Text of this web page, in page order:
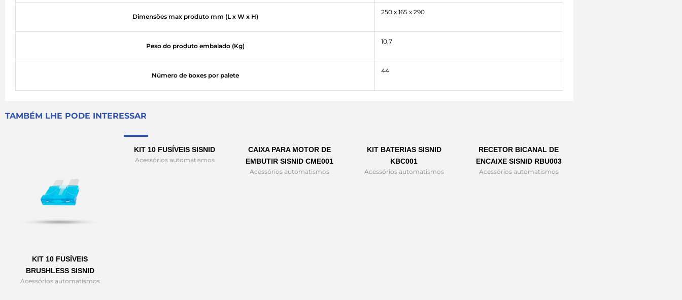
Dimensões max produto mm (L x W x H)
250 x 165 x 290
Peso do produto embalado (Kg)
10,7
Número de boxes por palete
44
TAMBÉM LHE PODE INTERESSAR
KIT 10 FUSÍVEIS
BRUSHLESS SISNID
Acessórios automatismos
KIT 10 FUSÍVEIS SISNID
Acessórios automatismos
CAIXA PARA MOTOR DE
EMBUTIR SISNID CME001
Acessórios automatismos
KIT BATERIAS SISNID
KBC001
Acessórios automatismos
RECETOR BICANAL DE
ENCAIXE SISNID RBU003
Acessórios automatismos